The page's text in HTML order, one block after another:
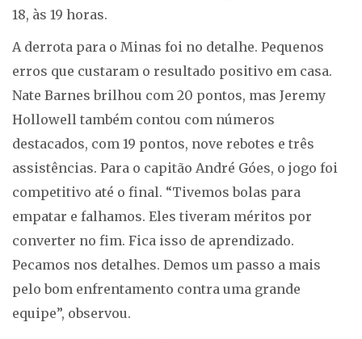
18, às 19 horas.
A derrota para o Minas foi no detalhe. Pequenos
erros que custaram o resultado positivo em casa.
Nate Barnes brilhou com 20 pontos, mas Jeremy
Hollowell também contou com números
destacados, com 19 pontos, nove rebotes e três
assistências. Para o capitão André Góes, o jogo foi
competitivo até o final. “Tivemos bolas para
empatar e falhamos. Eles tiveram méritos por
converter no fim. Fica isso de aprendizado.
Pecamos nos detalhes. Demos um passo a mais
pelo bom enfrentamento contra uma grande
equipe”, observou.